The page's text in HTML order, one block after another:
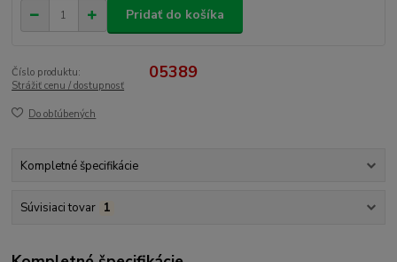
Pridať do košíka
Číslo produktu: 05389
Strážiť cenu / dostupnosť
Do obľúbených
Kompletné špecifikácie
Súvisiaci tovar 1